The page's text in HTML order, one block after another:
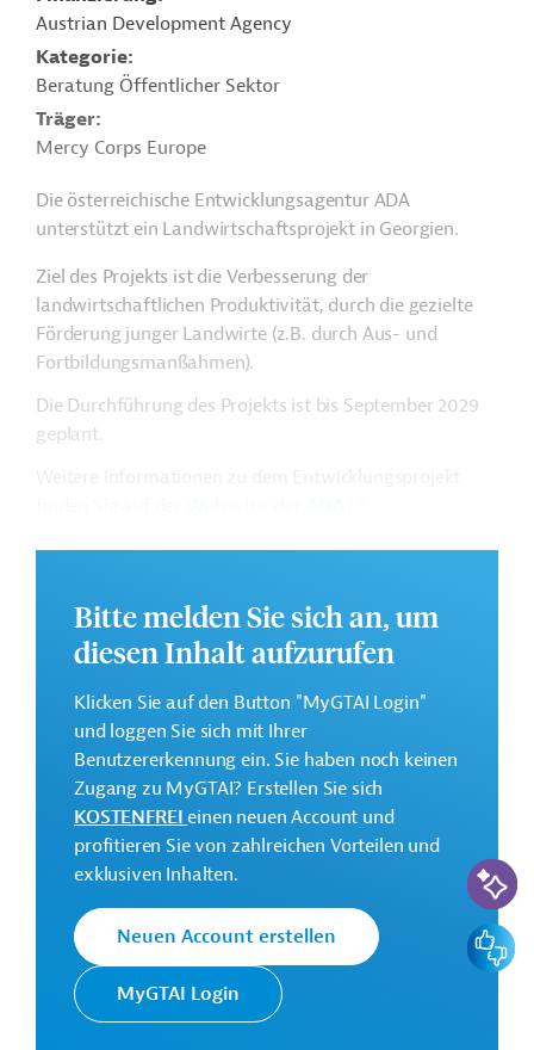
Austrian Development Agency
Kategorie
Beratung Öffentlicher Sektor
Träger
Mercy Corps Europe
Die österreichische Entwicklungsagentur ADA
unterstützt ein Landwirtschaftsprojekt in Georgien.
Ziel des Projekts ist die Verbesserung der
landwirtschaftlichen Produktivität, durch die gezielte
Förderung junger Landwirte (z.B. durch Aus- und
Fortbildungsmanßahmen).
Die Durchführung des Projekts ist bis September 2029
geplant.
GTAI informiert über dieADA: Schwerpunkte,
Geschäftsanbahnung.
Geberbeitrag:
Kontaktadressen
Development
Agency (ADA)
Die Austrian Development Agency
(ADA) ist die
Durchführungsorganisation für die
österreichische
Entwicklungszusammenarbeit.
Bitte melden Sie sich an, um
diesen Inhalt aufzurufen
Klicken Sie auf den Button "MyGTAI Login"
und loggen Sie sich mit Ihrer
Benutzererkennung ein. Sie haben noch keinen
Zugang zu MyGTAI? Erstellen Sie sich
KOSTENFREIeinen neuen Account und
profitieren Sie von zahlreichen Vorteilen und
exklusiven Inhalten.
Neuen Account erstellen
MyGTAI Login
KI-